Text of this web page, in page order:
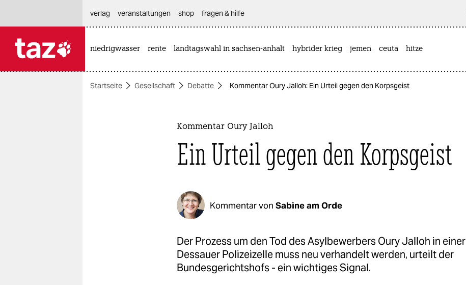
themen
verlag
veranstaltungen shop fragen & hilfe
niedrigwasser rente landtagswahl in sachsen-anhalt hybrider krieg jemen ceuta hitze
Startseite Gesellschaft Debatte Kommentar Oury Jalloh: Ein Urteil gegen den Korpsgeist
Kommentar Oury Jalloh
Ein Urteil gegen den Korpsgeist
Kommentar von Sabine am Orde
Der Prozess um den Tod des Asylbewerbers Oury Jalloh in einer
Dessauer Polizeizelle muss neu verhandelt werden, urteilt der
Bundesgerichtshofs - ein wichtiges Signal.